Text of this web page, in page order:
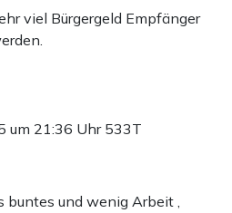
viel Bürgergeld Empfänger
um 21:36 Uhr 533T
buntes und wenig Arbeit ,